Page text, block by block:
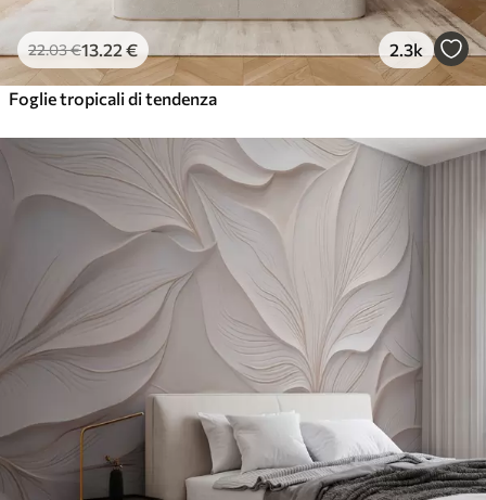
22.03€13 .22 € 2.3k
Foglie tropicali di tendenza